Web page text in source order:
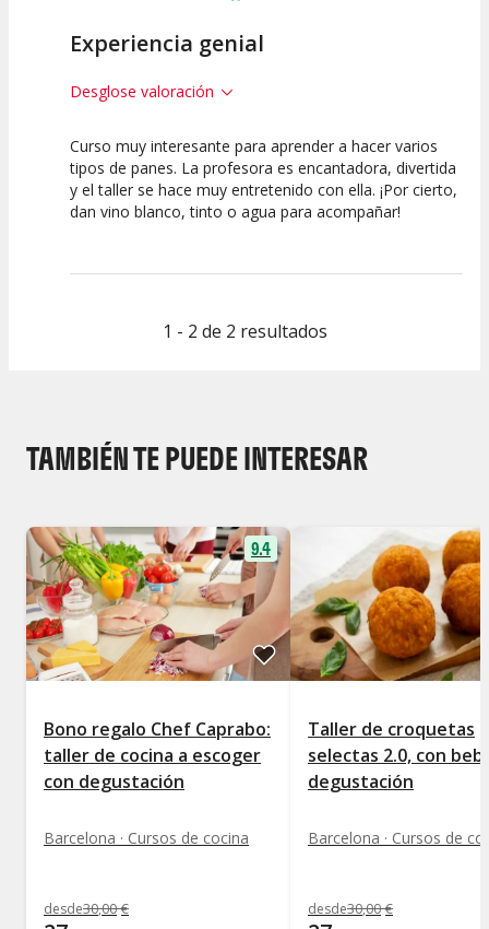
Experiencia genial
Desglose valoración
10
Calidad de la
Actividad
10
Atención del
Personal /
Curso muy interesante para aprender a hacer varios
tipos de panes. La profesora es encantadora, divertida
y el taller se hace muy entretenido con ella. ¡Por cierto,
dan vino blanco, tinto o agua para acompañar!
1 - 2 de 2 resultados
TAMBIÉN TE PUEDE INTERESAR
9.4
Bono regalo Chef Caprabo:
taller de cocina a escoger
con degustación
Barcelona · Cursos de cocina
desde30,00 €
Taller de croquetas
selectas 2.0, con
degustación
Barcelona · Cursos de
desde30,00 €